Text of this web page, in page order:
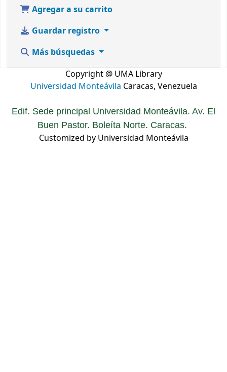
Agregar a su carrito
Guardar registro
Más búsquedas
Copyright @ UMA Library
Universidad Monteávila Caracas, Venezuela
Edif. Sede principal Universidad Monteávila. Av. El
Buen Pastor. Boleíta Norte. Caracas.
Customized by Universidad Monteávila